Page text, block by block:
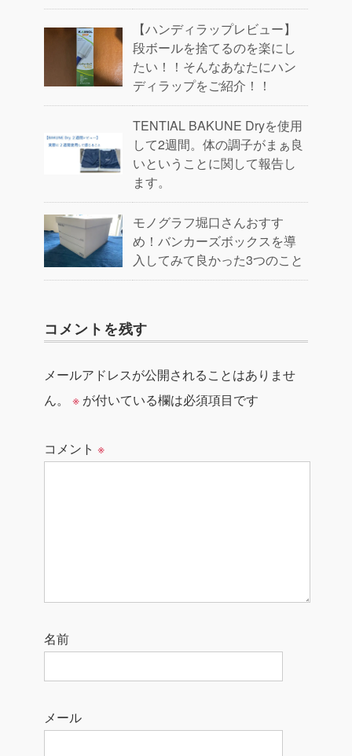
【ハンディラップレビュー】
段ボールを捨てるのを楽にし
たい！！そんなあなたにハン
ディラップをご紹介！！
TENTIAL BAKUNE Dryを使用
して2週間。体の調子がまぁ良
いということに関して報告し
ます。
モノグラフ堀口さんおすす
め！バンカーズボックスを導
入してみて良かった3つのこと
コメントを残す
メールアドレスが公開されることはありませ
ん。
※ が付いている欄は必須項目です
コメント ※
名前
メール